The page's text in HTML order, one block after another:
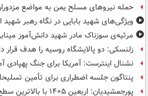
حمله نیروهای مسلح یمن به مواضع
ویژگی‌های شهید بابایی در نگاه رهبر شهید
مرثیه‌ی سوزناک مادر شهید دانش‌آموز
زلنسکی: دو پالایشگاه روسیه را هدف قرار
نشنال اینترست: آمریکا برای جنگ پهپادی
پنتاگون جلسه اضطراری برای تأمین
پورجمشیدیان: اربعین ۱۴۰۵ با بالاترین سطح امنیت برگزار شد